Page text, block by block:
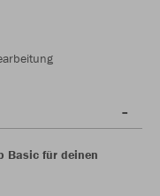
Basic für deinen